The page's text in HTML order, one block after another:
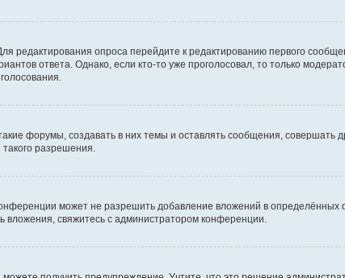
редактирования опроса перейдите к редактированию первого
ответа. Однако, если кто-то уже проголосовал, то только
форумы, создавать в них темы и оставлять сообщения, совершать
разрешения.
может не разрешить добавление вложений в определённых
свяжитесь с администратором конференции.